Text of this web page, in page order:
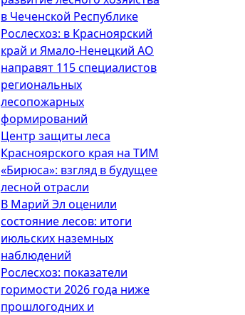
в Чеченской Республике
Рослесхоз: в Красноярский
край и Ямало-Ненецкий АО
направят 115 специалистов
региональных
лесопожарных
формирований
Центр защиты леса
Красноярского края на ТИМ
«Бирюса»: взгляд в будущее
лесной отрасли
В Марий Эл оценили
состояние лесов: итоги
июльских наземных
наблюдений
Рослесхоз: показатели
горимости 2026 года ниже
прошлогодних и